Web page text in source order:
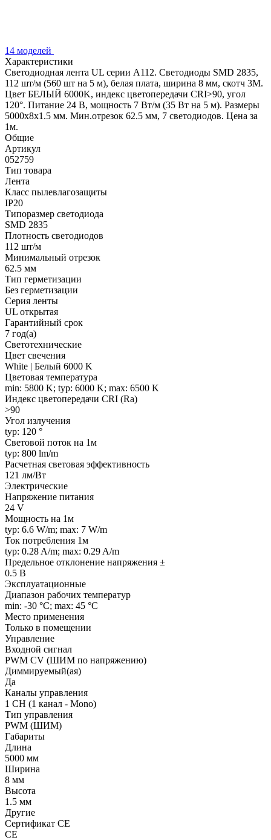
14 моделей
Характеристики
Светодиодная лента UL серии A112. Светодиоды SMD 2835,
112 шт/м (560 шт на 5 м), белая плата, ширина 8 мм, скотч 3M.
Цвет БЕЛЫЙ 6000K, индекс цветопередачи CRI>90, угол
120°. Питание 24 В, мощность 7 Вт/м (35 Вт на 5 м). Размеры
5000x8x1.5 мм. Мин.отрезок 62.5 мм, 7 светодиодов. Цена за
1м.
Общие
Артикул
052759
Тип товара
Лента
Класс пылевлагозащиты
IP20
Типоразмер светодиода
SMD 2835
Плотность светодиодов
112 шт/м
Минимальный отрезок
62.5 мм
Тип герметизации
Без герметизации
Серия ленты
UL открытая
Гарантийный срок
7 год(а)
Светотехнические
Цвет свечения
White | Белый 6000 K
Цветовая температура
min: 5800 K; typ: 6000 K; max: 6500 K
Индекс цветопередачи CRI (Ra)
>90
Угол излучения
typ: 120 °
Световой поток на 1м
typ: 800 lm/m
Расчетная световая эффективность
121 лм/Вт
Электрические
Напряжение питания
24 V
Мощность на 1м
typ: 6.6 W/m; max: 7 W/m
Ток потребления 1м
typ: 0.28 A/m; max: 0.29 A/m
Предельное отклонение напряжения ±
0.5 В
Эксплуатационные
Диапазон рабочих температур
min: -30 °C; max: 45 °C
Место применения
Только в помещении
Управление
Входной сигнал
PWM СV (ШИМ по напряжению)
Диммируемый(ая)
Да
Каналы управления
1 CH (1 канал - Mono)
Тип управления
PWM (ШИМ)
Габариты
Длина
5000 мм
Ширина
8 мм
Высота
1.5 мм
Другие
Сертификат CE
CE